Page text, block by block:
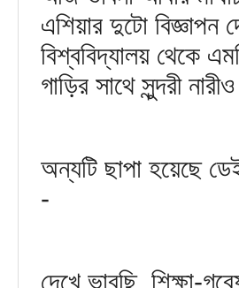
এশিয়ার দুটো
বিশ্ববিদ্যালয় থেকে
গাড়ির সাথে সুন্দরী
অন্যটি ছাপা হয়েছে
-
দেখে ভাবছি, শিক্ষা-